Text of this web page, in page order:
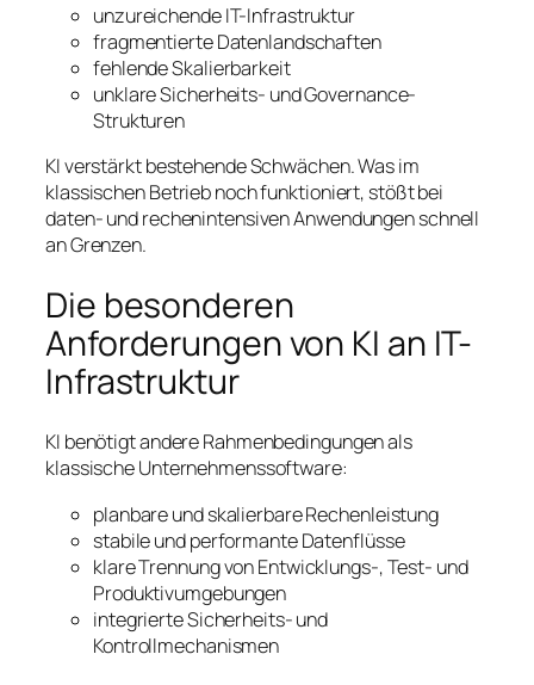
unzureichende IT-Infrastruktur
fragmentierte Datenlandschaften
fehlende Skalierbarkeit
unklare Sicherheits- und Governance-
Strukturen
KI verstärkt bestehende Schwächen. Was im
klassischen Betrieb noch funktioniert, stößt bei
daten- und rechenintensiven Anwendungen schnell
an Grenzen.
Die besonderen
Anforderungen von KI an IT-
Infrastruktur
KI benötigt andere Rahmenbedingungen als
klassische Unternehmenssoftware:
planbare und skalierbare Rechenleistung
stabile und performante Datenflüsse
klare Trennung von Entwicklungs-, Test- und
Produktivumgebungen
integrierte Sicherheits- und
Kontrollmechanismen